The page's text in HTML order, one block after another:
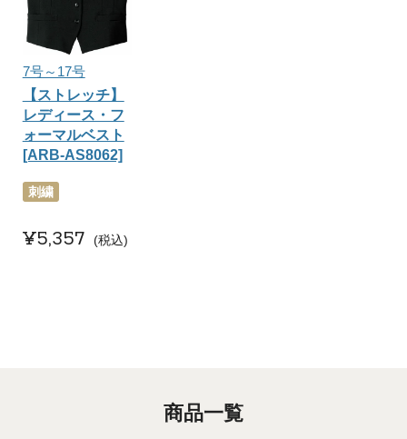
7号～17号
【ストレッチ】
レディース・フ
ォーマルベスト
[ARB-AS8062]
刺繍
¥5,357 税込
商品一覧